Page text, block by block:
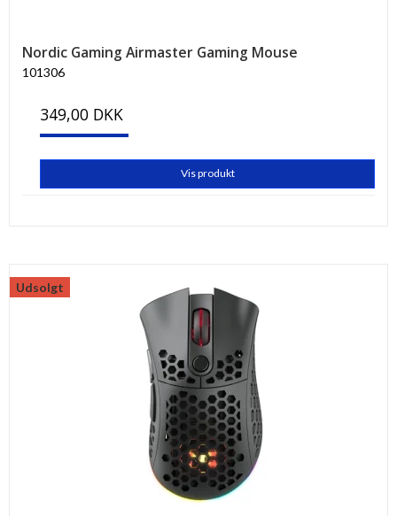
Nordic Gaming Airmaster Gaming Mouse
101306
349,00 DKK
Vis produkt
Udsolgt